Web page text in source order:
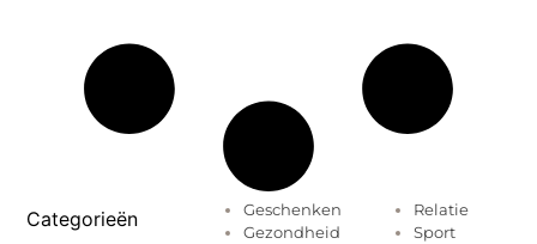
Categorieën
Geschenken
Gezondheid
Relatie
Sport